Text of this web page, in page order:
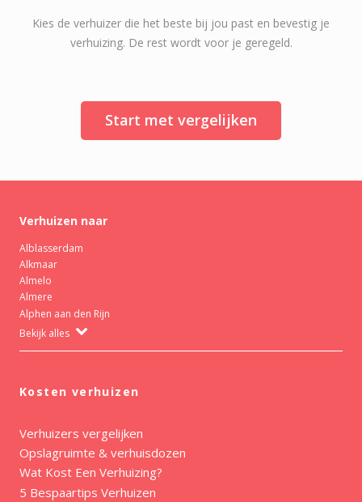
Kies de verhuizer die het beste bij jou past en bevestig je
verhuizing. De rest wordt voor je geregeld.
Start met vergelijken
Verhuizen naar
Alblasserdam
Alkmaar
Almelo
Almere
Alphen aan den Rijn
Bekijk alles
Kosten verhuizen
Verhuizers vergelijken
Opslagruimte & verhuisdozen
Wat Kost Een Verhuizing?
5 Bespaartips Verhuizen